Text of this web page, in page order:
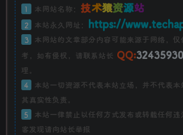
1 本网站名称： 技术猿资源站
2 本站永久网址： https://
3
本网站的文章部分内容可能来源于网络，仅
考，如有侵权，请联系站长 QQ:
理。
4
本站一切资源不代表本站立场，并不代表
其真实性负责。
5
本站一律禁止以任何方式发布或转载任何
客发现请向站长举报